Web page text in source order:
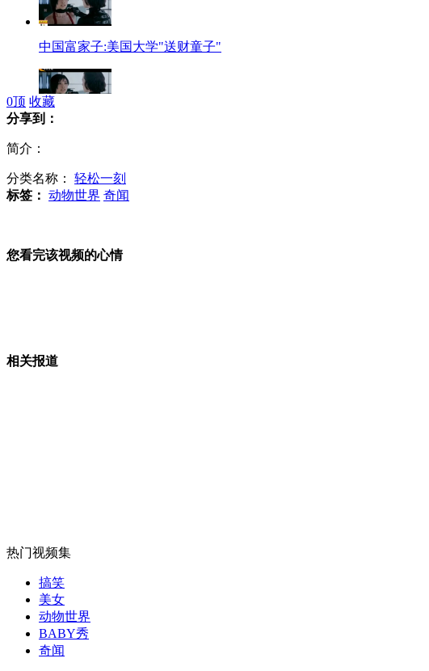
中国富家子:美国大学"送财童子"
李双江之子解除教养 称劳教期间懂事守纪
山西运城恶犬咬伤多人 警民合力深夜将其击毙
0顶 收藏
分享到：
简介：
分类名称： 轻松一刻
标签： 动物世界 奇闻
您看完该视频的心情
相关报道
热门视频集
搞笑
美女
动物世界
BABY秀
奇闻